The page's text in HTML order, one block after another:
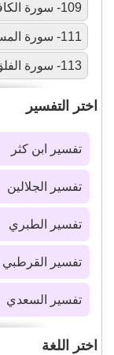
109- سورة الكافرون
111- سورة المسد
113- سورة الفلق
اختر التفسير
تفسير ابن كثر
تفسير الجلالين
تفسير الطبري
تفسير القرطبي
تفسير السعدي
اختر اللغة